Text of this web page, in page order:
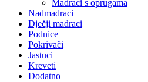
Madraci s oprugama
Nadmadraci
Dječji madraci
Podnice
Pokrivači
Jastuci
Kreveti
Dodatno